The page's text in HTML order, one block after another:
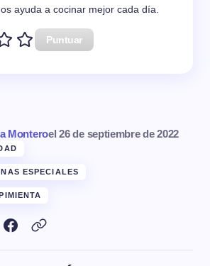
ayuda a cocinar mejor cada día.
Puntuar
Monteroel 26 de septiembre de 2022
ESPECIALES